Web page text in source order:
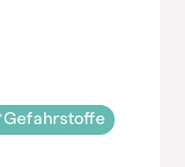
Gefahrstoffe